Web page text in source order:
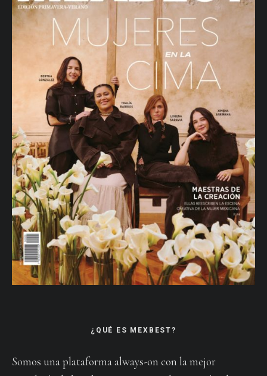
¿QUÉ ES MEXBEST?
Somos una plataforma always-on con la mejor